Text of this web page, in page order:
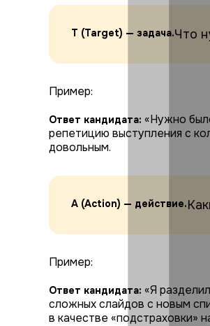
T (Target) — задача.Что
Пример:
Ответ кандидата: «Нужно
репетицию выступления с
довольным.
A (Action) — действие.
Пример:
Ответ кандидата: «Я
сложных слайдов с новым
в качестве «подстраховки»